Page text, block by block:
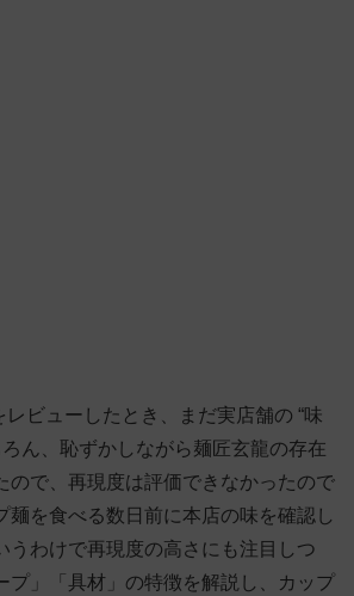
ビューしたとき、まだ実店舗の “味
ん、恥ずかしながら麺匠玄龍の存在
ので、再現度は評価できなかったので
麺を食べる数日前に本店の味を確認し
うわけで再現度の高さにも注目しつ
プ」「具材」の特徴を解説し、カップ